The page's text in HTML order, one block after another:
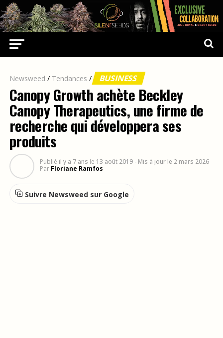
Newsweed / Tendances / BUSINESS
Canopy Growth achète Beckley
Canopy Therapeutics, une firme de
recherche qui développera ses
produits
Publié il y a 7 ans le 13 août 2019 - Mis à jour le 2 mars 2026
Par Floriane Ramfos
Suivre Newsweed sur Google